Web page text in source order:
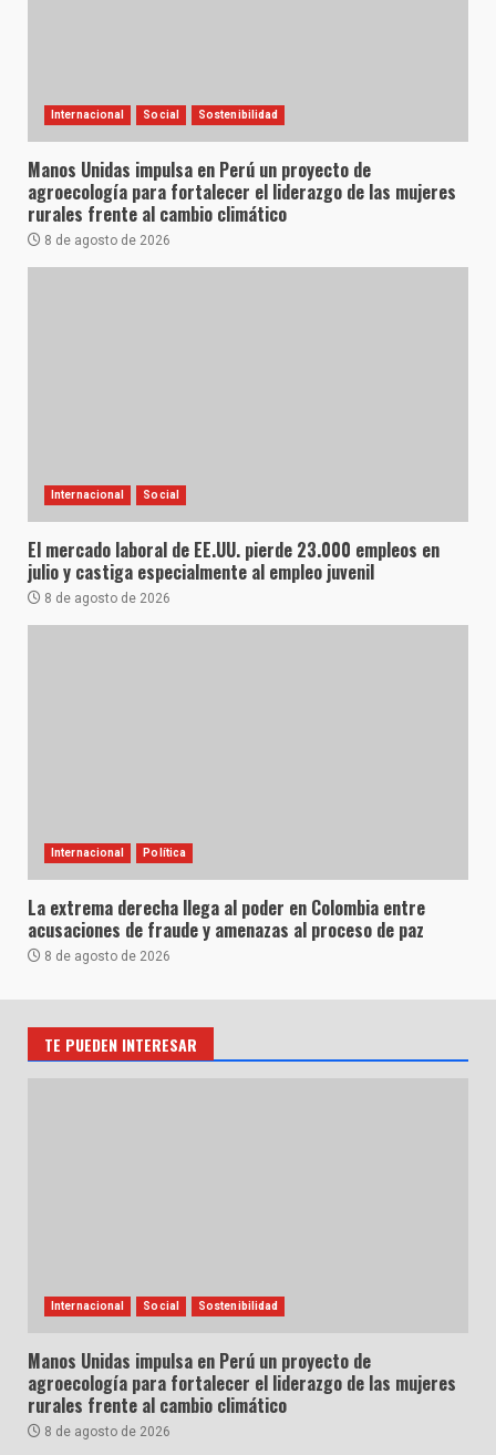
Internacional Social Sostenibilidad
Manos Unidas impulsa en Perú un proyecto de
agroecología para fortalecer el liderazgo de las mujeres
rurales frente al cambio climático
8 de agosto de 2026
Internacional Social
El mercado laboral de EE.UU. pierde 23.000 empleos en
julio y castiga especialmente al empleo juvenil
8 de agosto de 2026
Internacional Política
La extrema derecha llega al poder en Colombia entre
acusaciones de fraude y amenazas al proceso de paz
8 de agosto de 2026
TE PUEDEN INTERESAR
Internacional Social Sostenibilidad
Manos Unidas impulsa en Perú un proyecto de
agroecología para fortalecer el liderazgo de las mujeres
rurales frente al cambio climático
8 de agosto de 2026